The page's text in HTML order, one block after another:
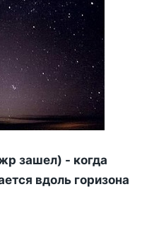
зашел) - когда
вдоль горизона